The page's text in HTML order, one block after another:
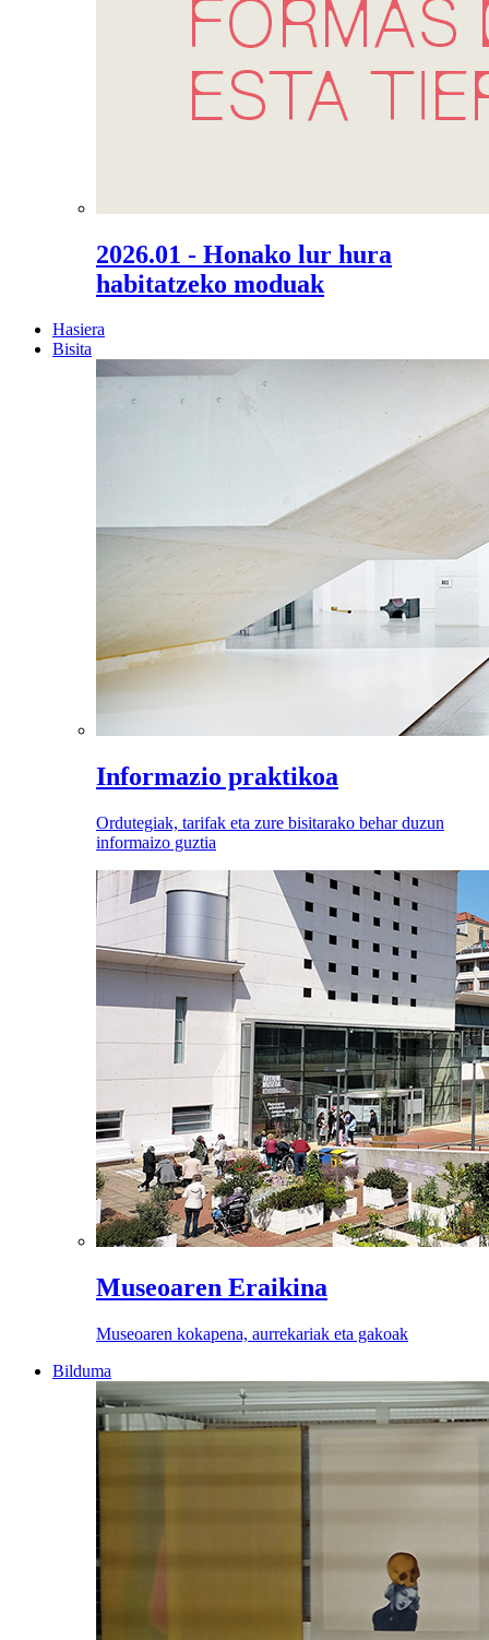
2026.01 - Honako lur hura
habitatzeko moduak
Hasiera
Bisita
Informazio praktikoa
Ordutegiak, tarifak eta zure bisitarako behar duzun
informaizo guztia
Museoaren Eraikina
Museoaren kokapena, aurrekariak eta gakoak
Bilduma